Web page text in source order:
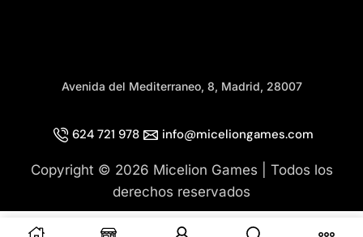
Avenida del Mediterraneo, 8, Madrid, 28007
Copyright © 2026 Micelion Games | Todos los
derechos reservados
624 721 978 info@miceliongames.com